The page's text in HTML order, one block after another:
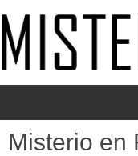
al
contenido
Misterio en